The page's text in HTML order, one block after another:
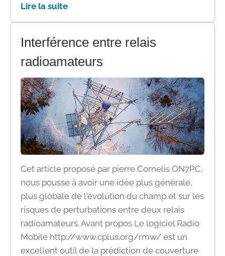
Lire la suite
Interférence entre relais
radioamateurs
Cet article proposé par pierre Cornelis ON7PC,
nous pousse à avoir une idée plus générale,
plus globale de l'évolution du champ et sur les
risques de perturbations entre deux relais
radioamateurs. Avant propos Le logiciel Radio
Mobile http://www.cplus.org/rmw/ est un
excellent outil de la prédiction de couverture